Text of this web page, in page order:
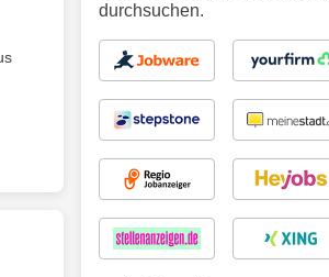
durchsuchen.